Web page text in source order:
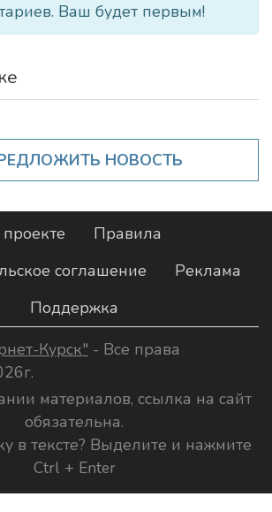
Ваш будет первым!
НОВОСТЬ
Правила
соглашение
Реклама
Поддержка
Курск" - Все права
материалов, ссылка на сайт
обязательна.
в тексте? Выделите и нажмите
Ctrl + Enter